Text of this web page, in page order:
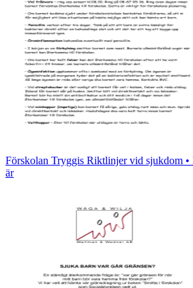
Förskolan Tryggis Riktlinjer vid sjukdom •
är